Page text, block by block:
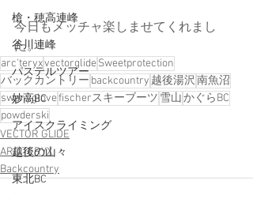
槍・穂高連峰
谷川連峰
パステルツアー
妙高BC
アイスクライミング
越後の山々
東北BC
今日もメッチャ楽しませてくれまし
た。
arc'teryxvectorglideSweetprotection
バックカントリー backcountry 越後湯沢南魚沼
swanyglovefischerスキーブーツ 雪山かぐらBC
powderski
VECTOR GLIDE
ARC'TERYX
Backcountry